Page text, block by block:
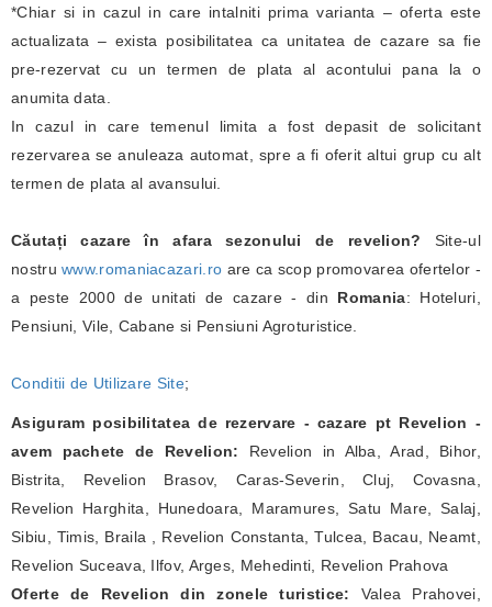
*Chiar si in cazul in care intalniti prima varianta – oferta este
actualizata – exista posibilitatea ca unitatea de cazare sa fie
pre-rezervat cu un termen de plata al acontului pana la o
anumita data.
In cazul in care temenul limita a fost depasit de solicitant
rezervarea se anuleaza automat, spre a fi oferit altui grup cu alt
termen de plata al avansului.
Căutați cazare în afara sezonului de revelion? Site-ul
nostruwww.romaniacazari.ro are ca scop promovarea ofertelor -
a peste 2000 de unitati de cazare - din Romania: Hoteluri,
Pensiuni, Vile, Cabane si Pensiuni Agroturistice.
Conditii de Utilizare Site;
Asiguram posibilitatea de rezervare - cazare pt Revelion -
avem pachete de Revelion: Revelion in Alba, Arad, Bihor,
Bistrita, Revelion Brasov, Caras-Severin, Cluj, Covasna,
Revelion Harghita, Hunedoara, Maramures, Satu Mare, Salaj,
Sibiu, Timis, Braila , Revelion Constanta, Tulcea, Bacau, Neamt,
Revelion Suceava, Ilfov, Arges, Mehedinti, Revelion Prahova
Oferte de Revelion din zonele turistice: Valea Prahovei,